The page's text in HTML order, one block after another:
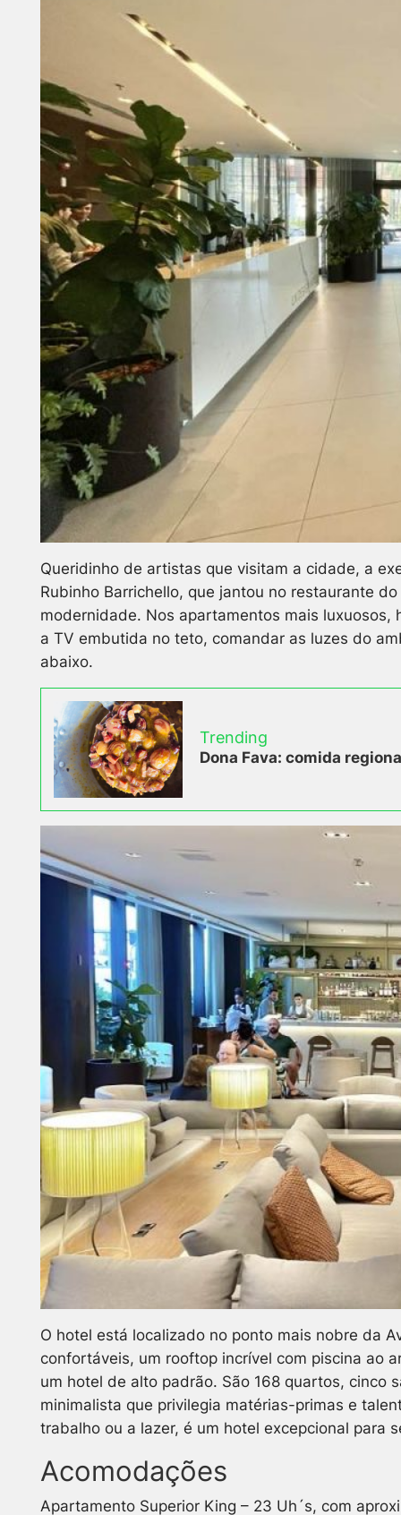
Queridinho de artistas que visitam a cidade, a
Rubinho Barrichello, que jantou no restaurante
modernidade. Nos apartamentos mais
a TV embutida no teto, comandar as luzes do
abaixo.
Trending
Dona Fava: comida
O hotel está localizado no ponto mais nobre da
confortáveis, um rooftop incrível com piscina ao
um hotel de alto padrão. São 168 quartos, cinco
minimalista que privilegia matérias-primas e
trabalho ou a lazer, é um hotel excepcional para
Acomodações
Apartamento Superior King – 23 Uh´s, com